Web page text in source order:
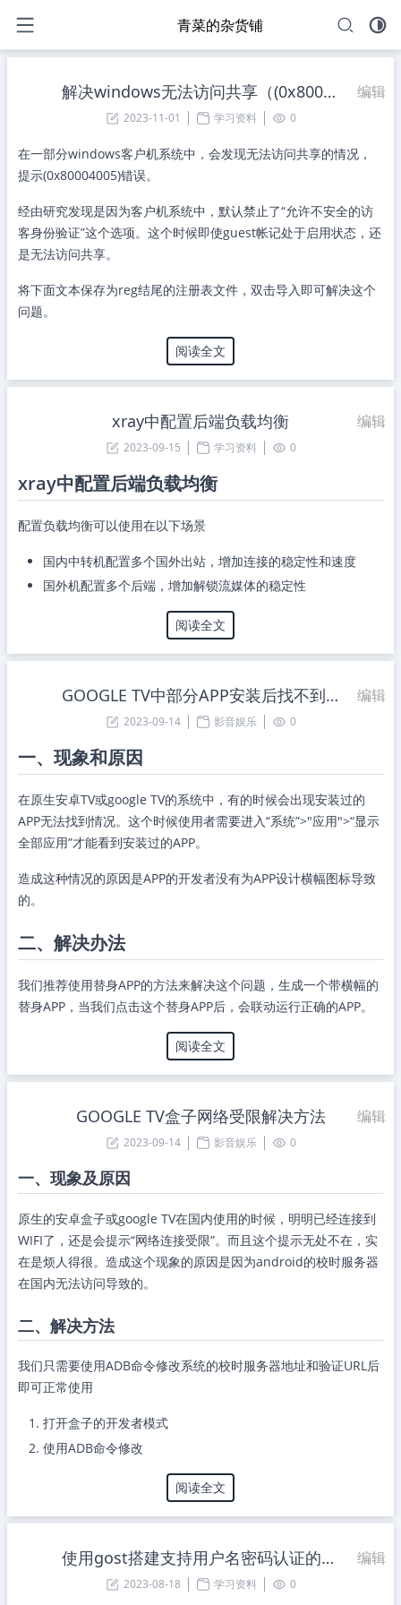
青菜的杂货铺
解决windows无法访问共享（(0x80004005)） 编辑
2023-11-01 学习资料 0
在一部分windows客户机系统中，会发现无法访问共享的情况，
提示(0x80004005)错误。
经由研究发现是因为客户机系统中，默认禁止了“允许不安全的访
客身份验证”这个选项。这个时候即使guest帐记处于启用状态，还
是无法访问共享。
将下面文本保存为reg结尾的注册表文件，双击导入即可解决这个
问题。
阅读全文
xray中配置后端负载均衡 编辑
2023-09-15 学习资料 0
xray中配置后端负载均衡
配置负载均衡可以使用在以下场景
国内中转机配置多个国外出站，增加连接的稳定性和速度
国外机配置多个后端，增加解锁流媒体的稳定性
阅读全文
GOOGLE TV中部分APP安装后找不到了解决办法 编辑
2023-09-14 影音娱乐 0
一、现象和原因
在原生安卓TV或google TV的系统中，有的时候会出现安装过的
APP无法找到情况。这个时候使用者需要进入“系统”>"应用">“显示
全部应用”才能看到安装过的APP。
造成这种情况的原因是APP的开发者没有为APP设计横幅图标导致
的。
二、解决办法
我们推荐使用替身APP的方法来解决这个问题，生成一个带横幅的
替身APP，当我们点击这个替身APP后，会联动运行正确的APP。
阅读全文
GOOGLE TV盒子网络受限解决方法 编辑
2023-09-14 影音娱乐 0
一、现象及原因
原生的安卓盒子或google TV在国内使用的时候，明明已经连接到
WIFI了，还是会提示“网络连接受限”。而且这个提示无处不在，实
在是烦人得很。造成这个现象的原因是因为android的校时服务器
在国内无法访问导致的。
二、解决方法
我们只需要使用ADB命令修改系统的校时服务器地址和验证URL后
即可正常使用
打开盒子的开发者模式
使用ADB命令修改
阅读全文
使用gost搭建支持用户名密码认证的socks5/http代理服务器 编辑
2023-08-18 学习资料 0